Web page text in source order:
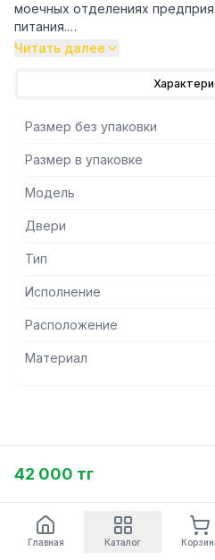
моечных отделениях
питания.
- Кронштейны настенные в
Читать далее
Размер без упаковки
Размер в упаковке
Модель
Двери
Тип
Исполнение
Расположение
Материал
42 000 тг
Главная Каталог